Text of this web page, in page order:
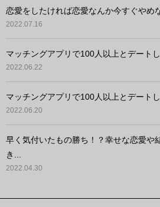
恋愛をしたければ恋愛なんか今すぐやめ
2022.07.16
マッチングアプリで100人以上とデート
2022.06.22
マッチングアプリで100人以上とデート
2022.06.20
早く気付いたもの勝ち！？幸せな恋愛や
き...
2022.04.30